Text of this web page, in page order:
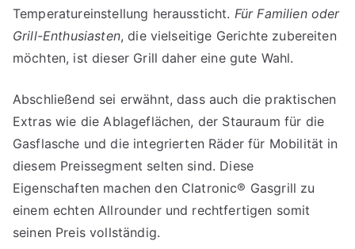
Temperatureinstellung heraussticht. Für Familien oder
Grill-Enthusiasten, die vielseitige Gerichte zubereiten
möchten, ist dieser Grill daher eine gute Wahl.
Abschließend sei erwähnt, dass auch die praktischen
Extras wie die Ablageflächen, der Stauraum für die
Gasflasche und die integrierten Räder für Mobilität in
diesem Preissegment selten sind. Diese
Eigenschaften machen den Clatronic® Gasgrill zu
einem echten Allrounder und rechtfertigen somit
seinen Preis vollständig.